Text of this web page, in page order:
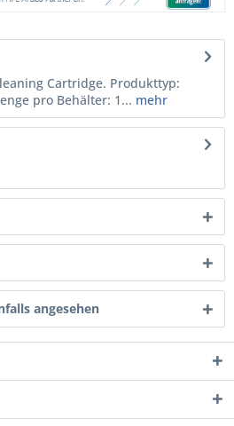
Cartridge. Produkttyp:
pro Behälter: 1... mehr
angesehen